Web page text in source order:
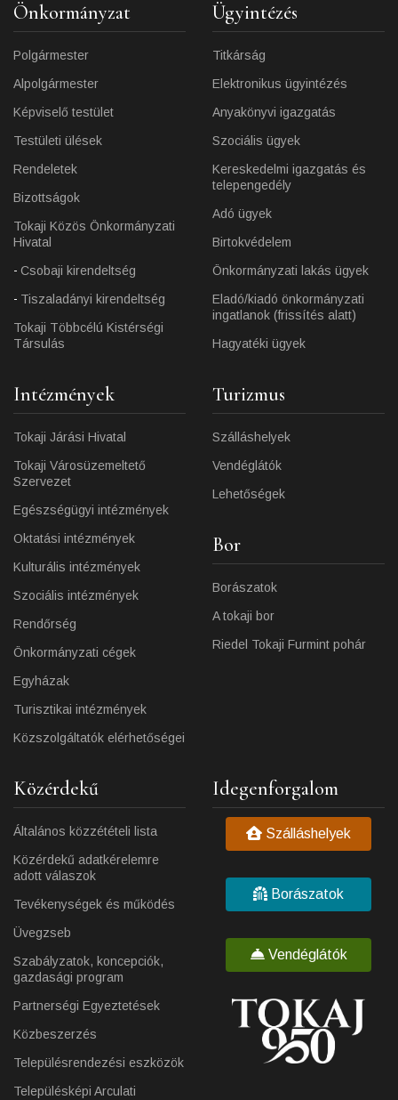
Önkormányzat
Polgármester
Alpolgármester
Képviselő testület
Testületi ülések
Rendeletek
Bizottságok
Tokaji Közös Önkormányzati
Hivatal
Csobaji kirendeltség
Tiszaladányi kirendeltség
Tokaji Többcélú Kistérségi
Társulás
Ügyintézés
Titkárság
Elektronikus ügyintézés
Anyakönyvi igazgatás
Szociális ügyek
Kereskedelmi igazgatás és
telepengedély
Adó ügyek
Birtokvédelem
Önkormányzati lakás ügyek
Eladó/kiadó önkormányzati
ingatlanok (frissítés alatt)
Hagyatéki ügyek
Intézmények
Tokaji Járási Hivatal
Tokaji Városüzemeltető
Szervezet
Egészségügyi intézmények
Oktatási intézmények
Kulturális intézmények
Szociális intézmények
Rendőrség
Önkormányzati cégek
Egyházak
Turisztikai intézmények
Közszolgáltatók elérhetőségei
Turizmus
Szálláshelyek
Vendéglátók
Lehetőségek
Bor
Borászatok
A tokaji bor
Riedel Tokaji Furmint pohár
Közérdekű
Általános közzétételi lista
Közérdekű adatkérelemre
adott válaszok
Tevékenységek és működés
Üvegzseb
Szabályzatok, koncepciók,
gazdasági program
Partnerségi Egyeztetések
Közbeszerzés
Településrendezési eszközök
Településképi Arculati
Idegenforgalom
Szálláshelyek
Borászatok
Vendéglátók